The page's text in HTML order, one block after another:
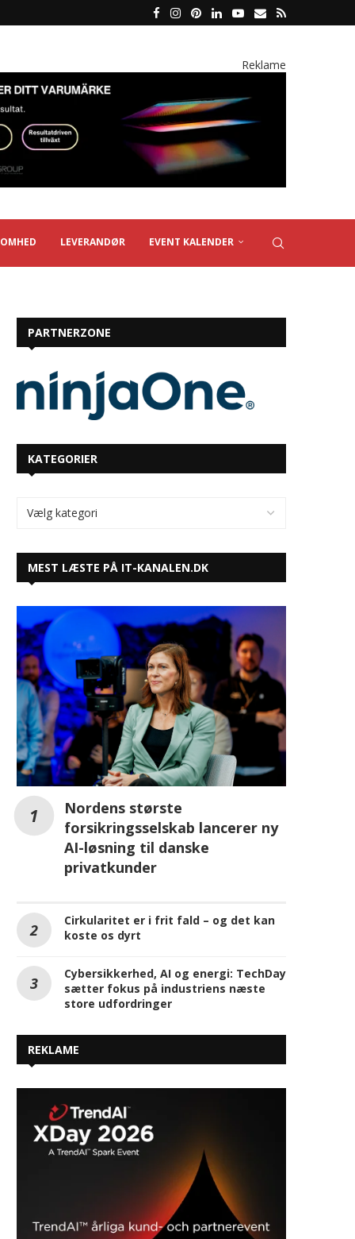
Reklame
LEVERANDØR EVENT KALENDER
PARTNERZONE
KATEGORIER
MEST LÆSTE PÅ IT-KANALEN.DK
Nordens største
forsikringsselskab lancerer ny
privatkunder
koste os dyrt
store udfordringer
REKLAME